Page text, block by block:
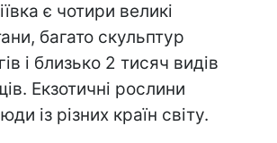
є чотири великі
багато скульптур
і близько 2 тисяч видів
Екзотичні рослини
із різних країн світу.